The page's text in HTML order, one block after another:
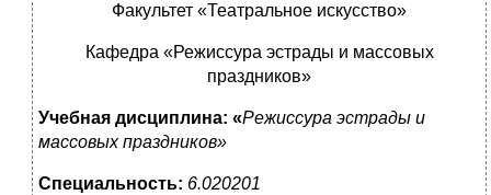
Факультет «Театральное искусство»
Кафедра «Режиссура эстрады и массовых
праздников»
Учебная дисциплина: «Режиссура эстрады и
массовых праздников»
Специальность: 6.020201